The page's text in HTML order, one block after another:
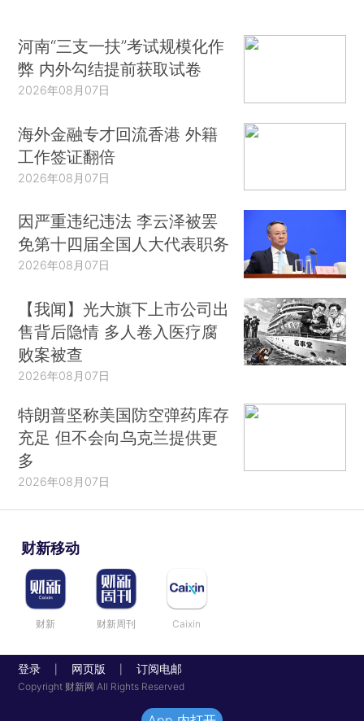
河南“三支一扶”考试规模化作
弊 内外勾结提前获取试卷
2026年08月07日
海外金融专才回流香港 外籍
工作签证翻倍
2026年08月07日
因严重违纪违法 李云泽被罢
免第十四届全国人大代表职务
2026年08月07日
【我闻】光大旗下上市公司出
售背后隐情 多人卷入医疗腐
败案被查
2026年08月07日
特朗普坚称美国防空弹药库存
充足 但不会向乌克兰提供更
多
2026年08月07日
财新移动
财新 财新周刊 Caixin
登录 网页版 订阅电邮
Copyright 财新网 All Rights Reserved